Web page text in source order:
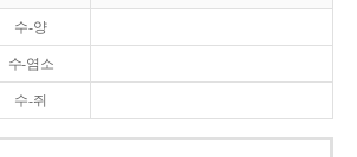
수-양
수-염소
수-쥐